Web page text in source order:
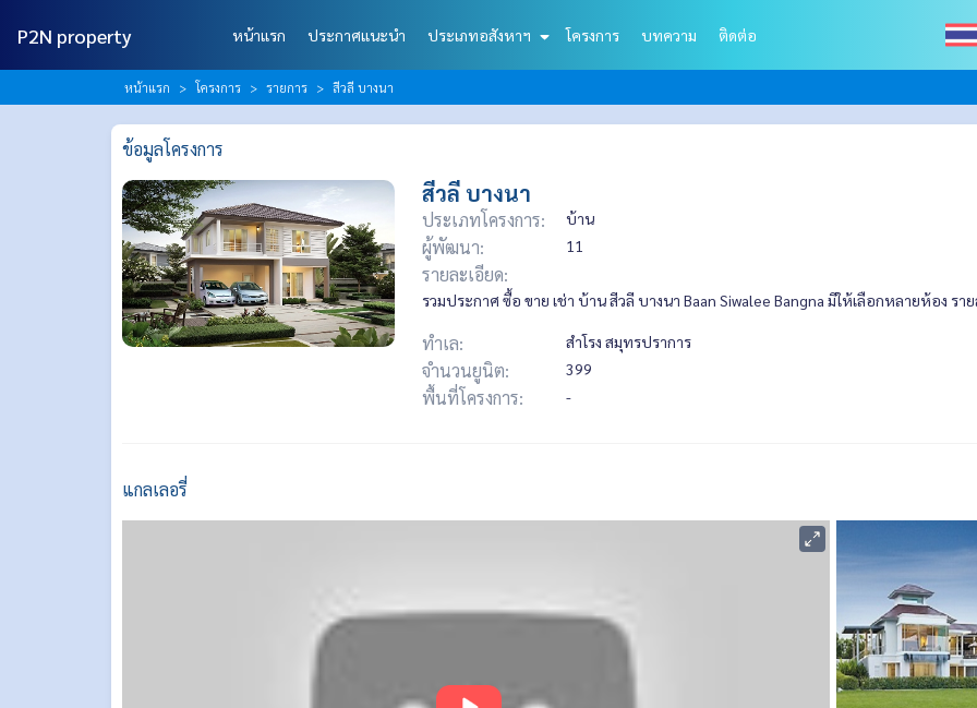
P2N property หน้าแรก ประกาศแนะนำ ประเภทอสังหาฯ โครงการ บทความ ติดต่อ
หน้าแรก โครงการ รายการ สีวลี บางนา
ข้อมูลโครงการ
สีวลี บางนา
ประเภทโครงการ: บ้าน
ผู้พัฒนา: 11
รายละเอียด:
รวมประกาศ ซื้อ ขาย เช่า บ้าน สีวลี บางนา Baan Siwalee Bangna มีให้เลือกหลายห้อง
ทำเล: สำโรง สมุทรปราการ
จำนวนยูนิต: 399
พื้นที่โครงการ: -
แกลเลอรี่